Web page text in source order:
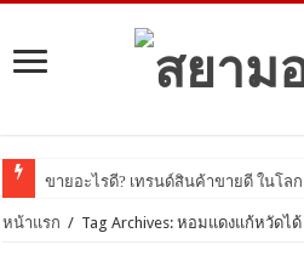
ขายอะไรดี? เทรนด์สินค้าขายดี ในโลก
หน้าแรก / Tag Archives: หอมแดงแก้หวัดได้